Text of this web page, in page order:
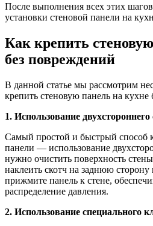
После выполнения всех этих шагов
установки стеновой панели на
Как крепить
без повреждений
В данной статье мы рассмотрим
крепить стеновую панель на кухне
1. Использование двухстороннего
Самый простой и быстрый способ
панели — использование
нужно очистить поверхность
наклеить скотч на заднюю сторону
прижмите панель к стене,
распределение давления.
2. Использование специального